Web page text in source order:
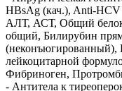
HBsAg (кач.), Anti-HCV
АЛТ, АСТ, Общий
общий, Билирубин
лейкоцитарной
Фибриноген,
- Антитела к